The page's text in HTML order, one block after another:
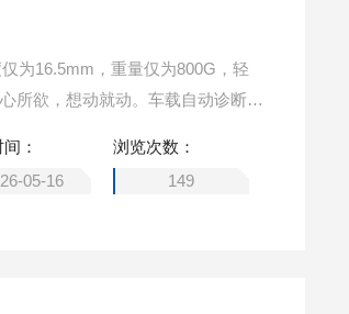
为16.5mm，重量仅为800G，轻
所欲，想动就动。车载自动诊断系
：
05-16
浏览次数：
149